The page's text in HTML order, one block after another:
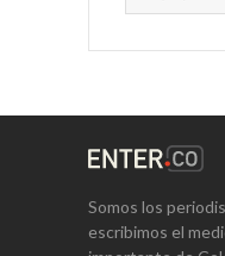
Somos los
escribimos el